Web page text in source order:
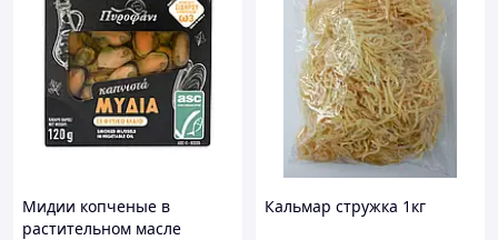
Мидии копченые в
растительном масле
Кальмар стружка 1кг